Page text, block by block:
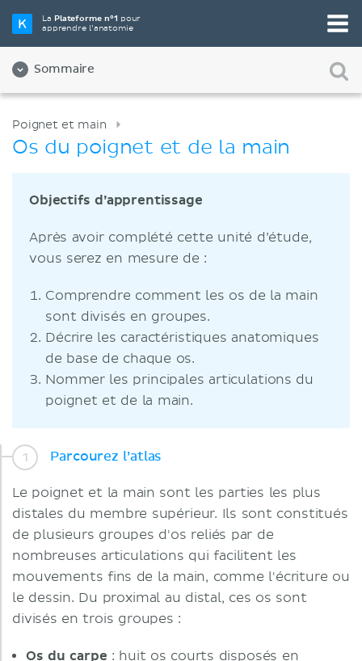
La Plateforme n°1 pour
apprendre l’anatomie
Sommaire
Poignet et main
Os du poignet et de la main
Objectifs d’apprentissage
Après avoir complété cette unité d’étude,
vous serez en mesure de :
Comprendre comment les os de la main
sont divisés en groupes.
Décrire les caractéristiques anatomiques
de base de chaque os.
Nommer les principales articulations du
poignet et de la main.
Parcourez l’atlas
Le poignet et la main sont les parties les plus
distales du membre supérieur. Ils sont constitués
de plusieurs groupes d'os reliés par de
nombreuses articulations qui facilitent les
mouvements fins de la main, comme l'écriture ou
le dessin. Du proximal au distal, ces os sont
divisés en trois groupes :
Os du carpe : huit os courts disposés en